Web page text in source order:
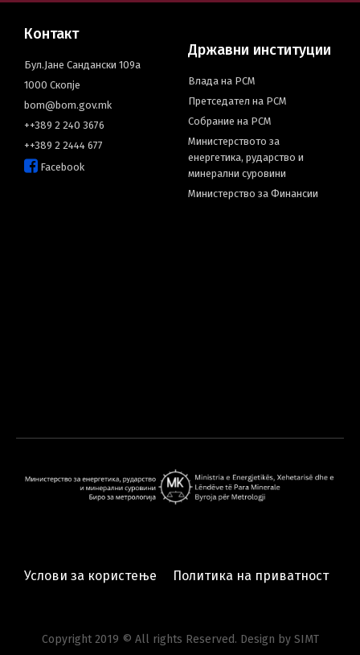
Контакт
Бул.Јане Сандански 109а
1000 Скопје
bom@bom.gov.mk
++389 2 240 3676
++389 2 2444 677
Facebook
Државни институции
Влада на РСМ
Претседател на РСМ
Собрание на РСМ
Министерството за
енергетика, рударство и
минерални суровини
Министерство за Финансии
Услови за користење Политика на приватност
Copyright 2019 © All rights Reserved. Design by SIMT